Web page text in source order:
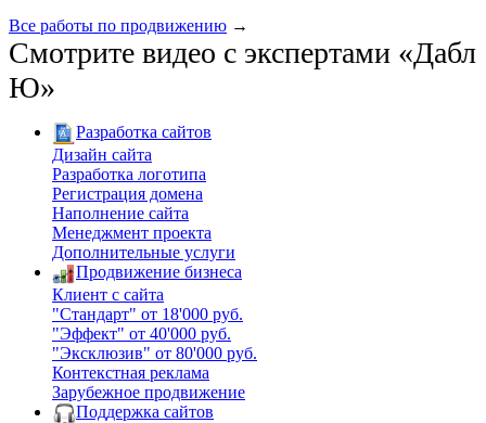
Все работы по продвижению →
Смотрите видео с экспертами «Дабл
Ю»
Разработка сайтов
Дизайн сайта
Разработка логотипа
Регистрация домена
Наполнение сайта
Менеджмент проекта
Дополнительные услуги
Продвижение бизнеса
Клиент с сайта
"Стандарт" от 18'000 руб.
"Эффект" от 40'000 руб.
"Эксклюзив" от 80'000 руб.
Контекстная реклама
Зарубежное продвижение
Поддержка сайтов